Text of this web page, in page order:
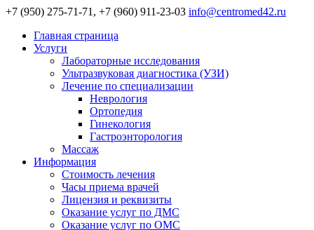
+7 (950) 275-71-71, +7 (960) 911-23-03 info@centromed42.ru
Главная страница
Услуги
Лабораторные исследования
Ультразвуковая диагностика (УЗИ)
Лечение по специализации
Неврология
Ортопедия
Гинекология
Гастроэнторология
Массаж
Информация
Стоимость лечения
Часы приема врачей
Лицензия и реквизиты
Оказание услуг по ДМС
Оказание услуг по ОМС